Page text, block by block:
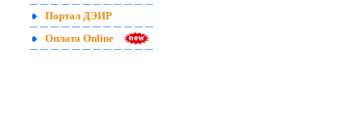
Портал ДЭИР
Оплата Online